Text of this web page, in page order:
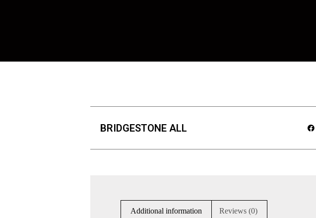
BRIDGESTONE ALL
Additional information Reviews (0)